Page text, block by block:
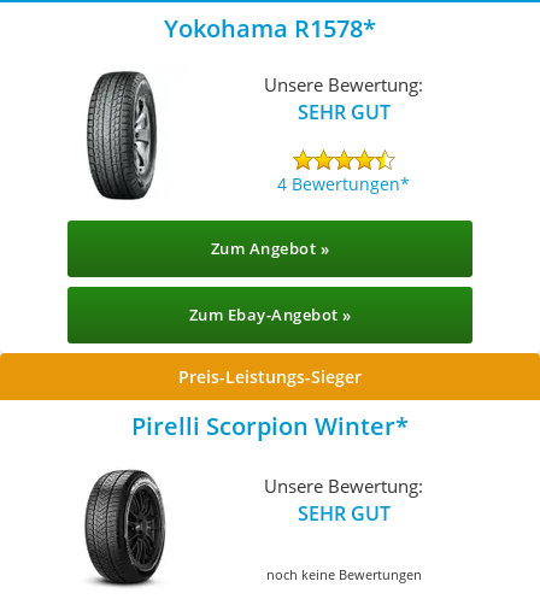
Yokohama R1578
Unsere Bewertung:
SEHR GUT
4 Bewertungen
Zum Angebot »
Zum Ebay-Angebot »
Preis-Leistungs-Sieger
Pirelli Scorpion Winter
Unsere Bewertung:
SEHR GUT
noch keine Bewertungen